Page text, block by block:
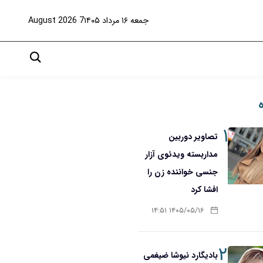
جمعه ۱۶ مرداد ۱۴۰۵ 7 August 2026
۱ تصاویر دوربین
مداربسته ویدئوی آزار
جنسی خواننده زن را
افشا کرد
۱۴۰۵/۰۵/۱۶ ۱۴:۵۱
۲بادیگارد نیوشا ضیغمی